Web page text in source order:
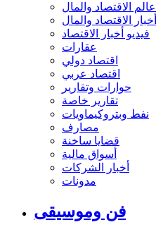
عالم الاقتصاد والمال
أخبار الاقتصاد والمال
فيديو أخبار الاقتصاد
عقارات
اقتصاد دولي
اقتصاد عربي
حوارات وتقارير
تقارير خاصة
نفط وبتروكيماويات
مصارف
قضايا ساخنة
أسواق مالية
أخبار الشركات
مدونات
فن وموسيقى